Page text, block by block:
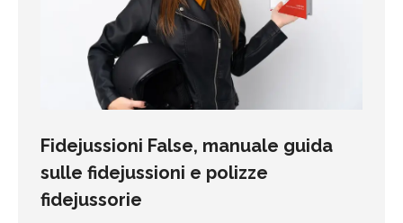
Fidejussioni False, manuale guida
sulle fidejussioni e polizze
fidejussorie